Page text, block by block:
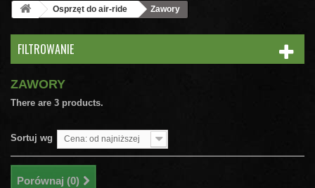
Osprzęt do air-ride Zawory
FILTROWANIE
ZAWORY
There are 3 products.
Sortuj wg Cena: od najniższej
Porównaj (0)